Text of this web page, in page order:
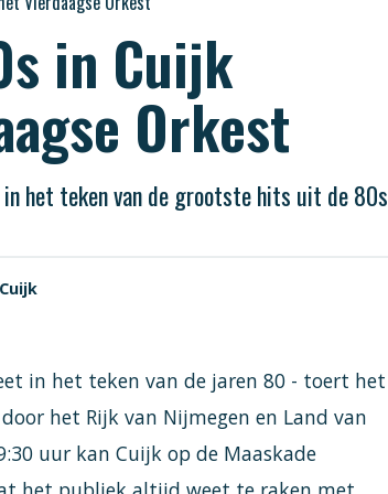
in Cuijk
Orkest
het teken van de grootste hits uit de 80s
Cuijk
in het teken van de jaren 80 - toert het
het Rijk van Nijmegen en Land van
uur kan Cuijk op de Maaskade